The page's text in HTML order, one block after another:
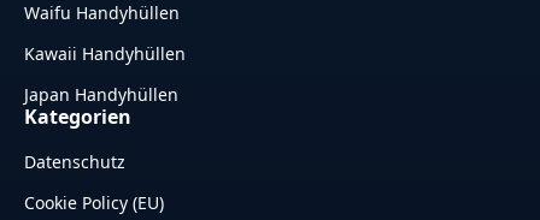
Waifu Handyhüllen
Kawaii Handyhüllen
Japan Handyhüllen
Kategorien
Datenschutz
Cookie Policy (EU)